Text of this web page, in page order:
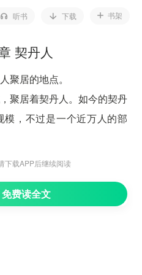
听书 下载 书架
契丹人
聚居的地点。
聚居着契丹人。如今的契丹
，不过是一个近万人的部
人，也是东胡人的后裔。
下载APP后继续阅读
费读全文